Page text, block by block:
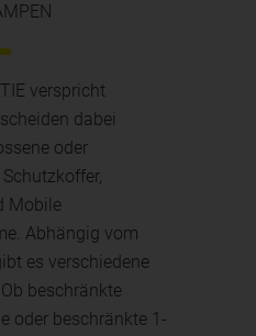
verspricht
dabei
oder
Mobile
Abhängig vom
es verschiedene
beschränkte
oder beschränkte 1-